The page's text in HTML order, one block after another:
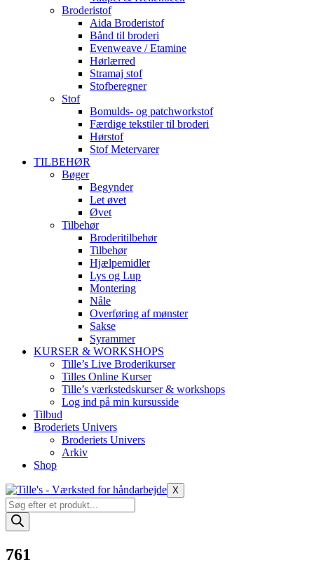
Broderistof
Aida Broderistof
Bånd til broderi
Evenweave / Etamine
Hørlærred
Stramaj stof
Stofberegner
Stof
Bomulds- og patchworkstof
Færdige tekstiler til broderi
Hørstof
Stof Metervarer
TILBEHØR
Bøger
Begynder
Let øvet
Øvet
Tilbehør
Broderitilbehør
Tilbehør
Hjælpemidler
Lys og Lup
Montering
Nåle
Overføring af mønster
Sakse
Syrammer
KURSER & WORKSHOPS
Tille’s Live Broderikurser
Tilles Online Kurser
Tille’s værkstedskurser & workshops
Log ind på min kursusside
Tilbud
Broderiets Univers
Broderiets Univers
Arkiv
Shop
X
Products
search
761